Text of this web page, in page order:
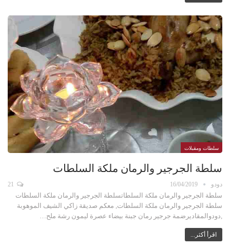
سلطات ومقبلات
سلطة الجرجير والرمان ملكة السلطات
دودو 16/04/2019
سلطة الجرجير والرمان ملكة السلطاتسلطة الجرجير والرمان ملكة السلطات
سلطة الجرجير والرمان ملكة السلطات, معكم صديقة زاكي الشيف الموهوبة
,دودوالمقاديرضمة جرجير رمان جبنة بيضاء عصرة ليمون رشة ملح…
اقرأ أكثر...